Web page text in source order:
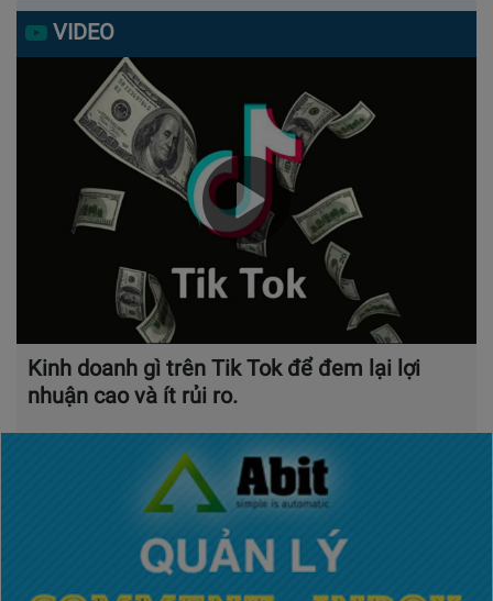
VIDEO
Kinh doanh gì trên Tik Tok để đem lại lợi
nhuận cao và ít rủi ro.